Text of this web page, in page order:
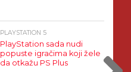
PLAYSTATION 5
PlayStation sada nudi
popuste igračima koji žele
da otkažu PS Plus